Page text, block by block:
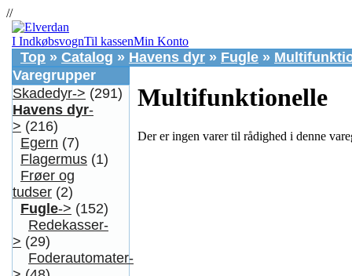
//
I IndkøbsvognTil kassenMin Konto
Top » Catalog » Havens dyr » Fugle »
Multifunktionelle
Der er ingen varer til rådighed i denne
Varegrupper
Skadedyr-> (291)
Havens dyr-
> (216)
Egern (7)
Flagermus (1)
Frøer og
tudser (2)
Fugle-> (152)
Redekasser-
> (29)
Foderautomater-